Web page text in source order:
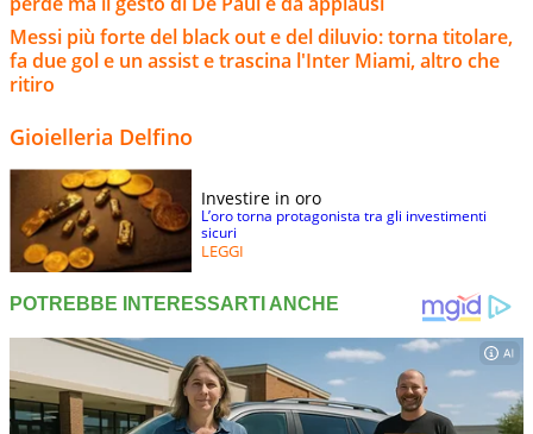
Messi più forte del black out e del diluvio: torna titolare,
fa due gol e un assist e trascina l'Inter Miami, altro che
ritiro
Gioielleria Delfino
Investire in oro
L’oro torna protagonista tra gli investimenti
sicuri
LEGGI